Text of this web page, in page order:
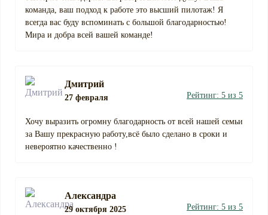
команда, ваш подход к работе это высший пилотаж! Я
всегда вас буду вспоминать с большой благодарностью!
Мира и добра всей вашей команде!
Дмитрий
27 февраля Рейтинг: 5 из 5
Хочу выразить огромну благодарность от всей нашей семьи
за Вашу прекрасную работу,всё было сделано в сроки и
невероятно качественно !
Александра
29 октября 2025 Рейтинг: 5 из 5